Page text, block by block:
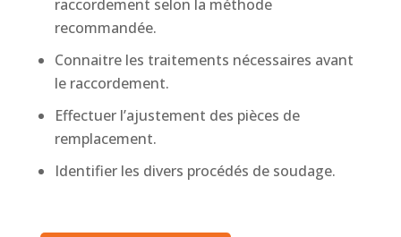
raccordement selon la méthode
recommandée.
Connaitre les traitements nécessaires avant
le raccordement.
Effectuer l’ajustement des pièces de
remplacement.
Identifier les divers procédés de soudage.